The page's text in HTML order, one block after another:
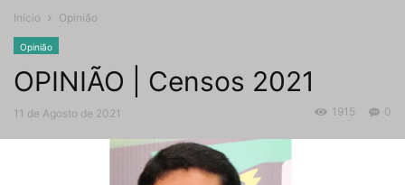
Início Opinião
Opinião
OPINIÃO | Censos 2021
11 de Agosto de 2021 0
1915